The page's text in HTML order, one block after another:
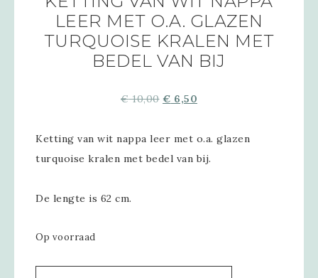
LEER MET O.A. GLAZEN
TURQUOISE KRALEN MET
BEDEL VAN BIJ
€10,00 € 6,50
Ketting van wit nappa leer met o.a. glazen
turquoise kralen met bedel van bij.
De lengte is 62 cm.
Op voorraad